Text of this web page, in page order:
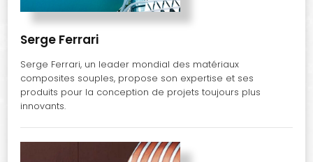
Serge Ferrari
Serge Ferrari, un leader mondial des matériaux
composites souples, propose son expertise et ses
produits pour la conception de projets toujours plus
innovants.